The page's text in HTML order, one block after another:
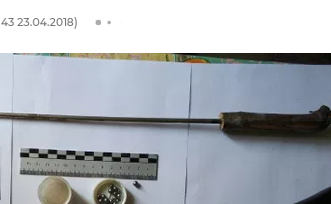
23.04.2018)